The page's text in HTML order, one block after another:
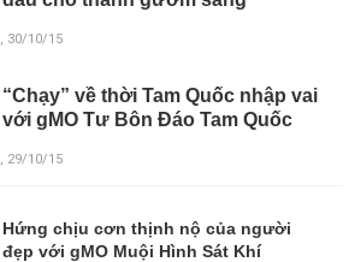
, 30/10/15
“Chạy” về thời Tam Quốc nhập vai
với gMO Tư Bôn Đáo Tam Quốc
, 29/10/15
Hứng chịu cơn thịnh nộ của người
đẹp với gMO Muội Hình Sát Khí